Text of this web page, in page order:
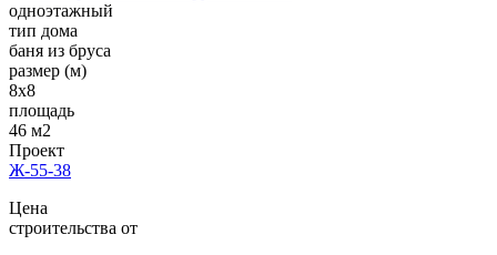
одноэтажный
тип дома
баня из бруса
размер (м)
8x8
площадь
46 м2
Проект
Ж-55-38
Цена
строительства от